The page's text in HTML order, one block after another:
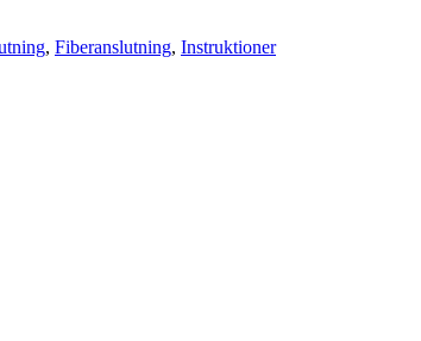
, Fiberanslutning, Instruktioner